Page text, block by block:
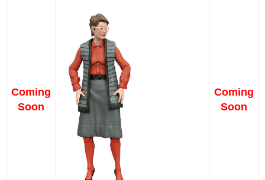
Coming
Soon
Coming
Soon